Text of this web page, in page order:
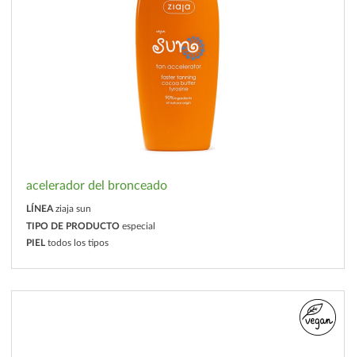
acelerador del bronceado
LÍNEA ziaja sun
TIPO DE PRODUCTO especial
PIEL todos los tipos